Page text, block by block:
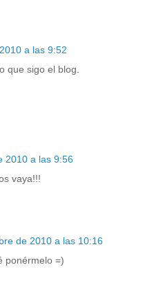
a las 9:52
que sigo el blog.
2010 a las 9:56
vaya!!!
de 2010 a las 10:16
ponérmelo =)